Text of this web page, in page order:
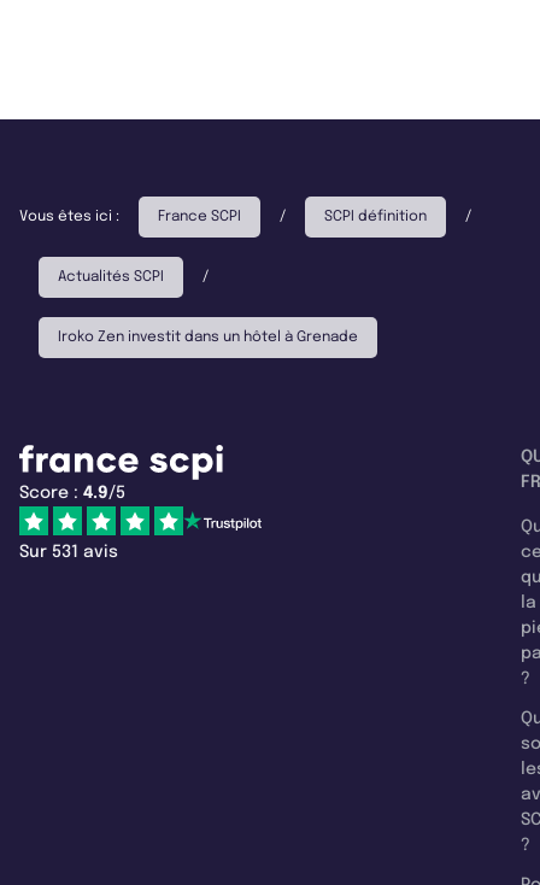
Vous êtes ici : France SCPI / SCPI définition /
Actualités SCPI /
Iroko Zen investit dans un hôtel à Grenade
Score : 4.9/5
Sur 531 avis
la
?
?